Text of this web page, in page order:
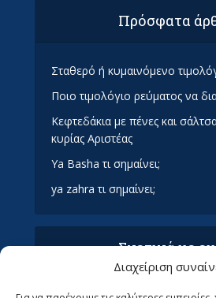
Διαχείριση
Πρόσφατα
Σταθερό ή κυμαινόμενο
Ποιο τιμολόγιο ρεύματος να
Κεφτεδάκια με πένες και
κυρίας Αριστέας
Ya Basha τι σημαίνει;
ya zahra τι σημαίνει;
Σχετικά με
Όροι Χρήσης και Προϋποθέσεις